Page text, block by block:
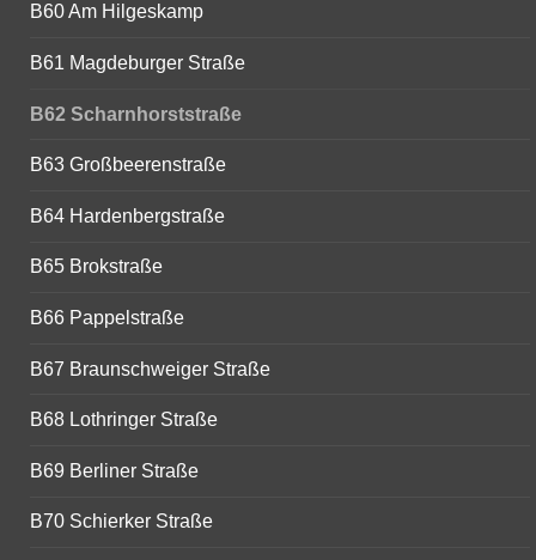
B60 Am Hilgeskamp
B61 Magdeburger Straße
B62 Scharnhorststraße
B63 Großbeerenstraße
B64 Hardenbergstraße
B65 Brokstraße
B66 Pappelstraße
B67 Braunschweiger Straße
B68 Lothringer Straße
B69 Berliner Straße
B70 Schierker Straße